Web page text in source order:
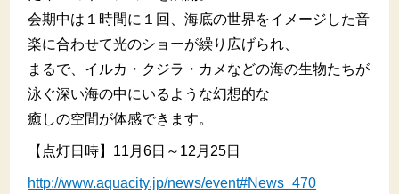
会期中は１時間に１回、海底の世界をイメージした音
楽に合わせて光のショーが繰り広げられ、
まるで、イルカ・クジラ・カメなどの海の生物たちが
泳ぐ深い海の中にいるような幻想的な
癒しの空間が体感できます。
【点灯日時】11月6日～12月25日
http://www.aquacity.jp/news/event#News_470